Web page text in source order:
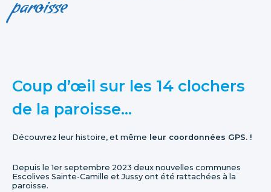
paroisse
Coup d’œil sur les 14 clochers
de la paroisse...
Découvrez leur histoire, et même leur coordonnées GPS. !
Depuis le 1er septembre 2023 deux nouvelles communes
Escolives Sainte-Camille et Jussy ont été rattachées à la
paroisse.